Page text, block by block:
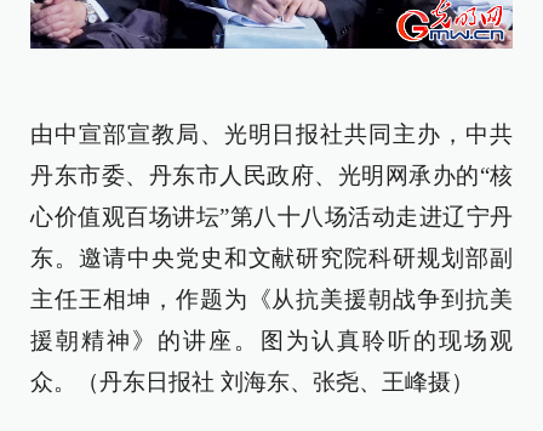
由中宣部宣教局、光明日报社共同主办，中共
丹东市委、丹东市人民政府、光明网承办的“核
心价值观百场讲坛”第八十八场活动走进辽宁丹
东。邀请中央党史和文献研究院科研规划部副
主任王相坤，作题为《从抗美援朝战争到抗美
援朝精神》的讲座。图为认真聆听的现场观
众。（丹东日报社 刘海东、张尧、王峰摄）